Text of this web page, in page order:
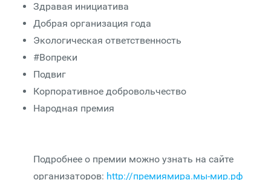
Здравая инициатива
Добрая организация года
Экологическая ответственность
#Вопреки
Подвиг
Корпоративное добровольчество
Народная премия
Подробнее о премии можно узнать на сайте
организаторов: http://премиямира.мы-мир.рф